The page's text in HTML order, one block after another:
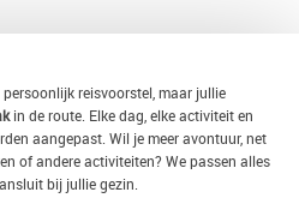
reisvoorstel, maar jullie
in de route. Elke dag, elke activiteit en
aangepast. Wil je meer avontuur, net
of andere activiteiten? We passen alles
bij jullie gezin.